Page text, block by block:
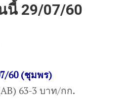
นี้ 29/07/60
60 (ชุมพร)
63-3 บาท/กก.